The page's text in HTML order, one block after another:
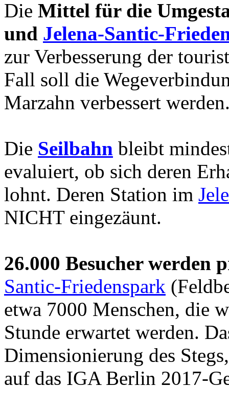
Die Mittel für die
und Jelena-Santic-
zur Verbesserung der
Fall soll die
Marzahn verbessert
Die Seilbahn bleibt
evaluiert, ob sich deren
lohnt. Deren Station im
NICHT eingezäunt.
26.000 Besucher werden
Santic-Friedenspark
etwa 7000 Menschen, die
Stunde erwartet werden.
Dimensionierung des
auf das IGA Berlin 2017-